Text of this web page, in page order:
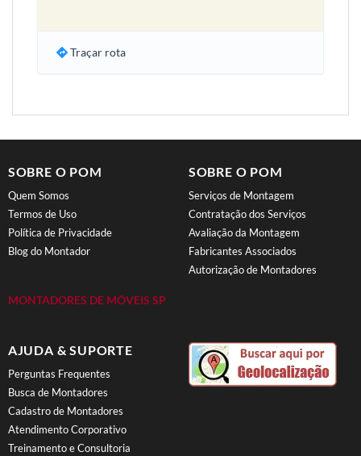
Traçar rota
SOBRE O POM
Quem Somos
Termos de Uso
Política de Privacidade
Blog do Montador
MONTADORES DE MÓVEIS SP
SOBRE O POM
Serviços de Montagem
Contratação dos Serviços
Avaliação da Montagem
Fabricantes Associados
Autorização de Montadores
AJUDA & SUPORTE
Perguntas Frequentes
Busca de Montadores
Cadastro de Montadores
Atendimento Corporativo
Treinamento e Consultoria